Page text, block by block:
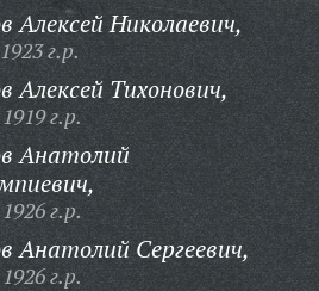
Алексей Николаевич,
г.р.
Алексей Тихонович,
г.р.
Анатолий
г.р.
Анатолий Сергеевич,
г.р.